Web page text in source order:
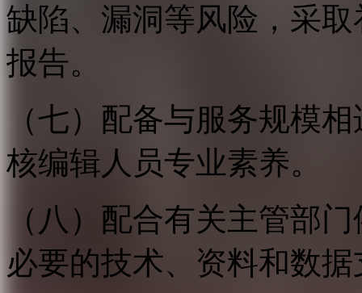
缺陷、漏洞等风险，采
报告。
（七）配备与服务规模
核编辑人员专业素养。
（八）配合有关主管部
必要的技术、资料和数